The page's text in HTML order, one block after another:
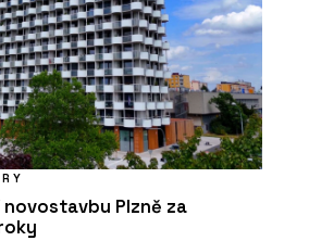
novostavbu Plzně za